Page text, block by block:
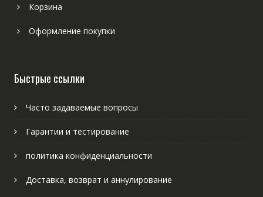
Корзина
Оформление покупки
Быстрые ссылки
Часто задаваемые вопросы
Гарантии и тестирование
политика конфиденциальности
Доставка, возврат и аннулирование